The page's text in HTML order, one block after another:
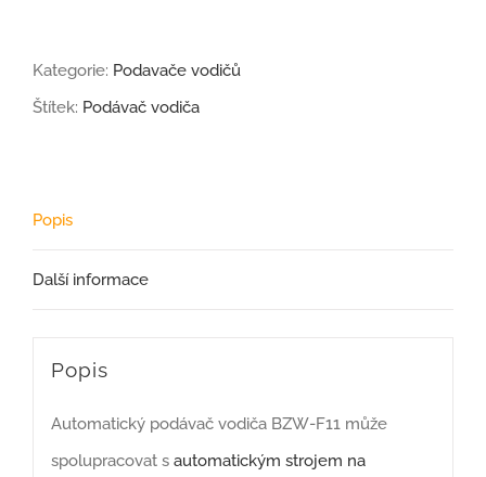
Kategorie: Podavače vodičů
Štítek: Podávač vodiča
Popis
Další informace
Popis
Automatický podávač vodiča BZW-F11 může
spolupracovat s automatickým strojem na